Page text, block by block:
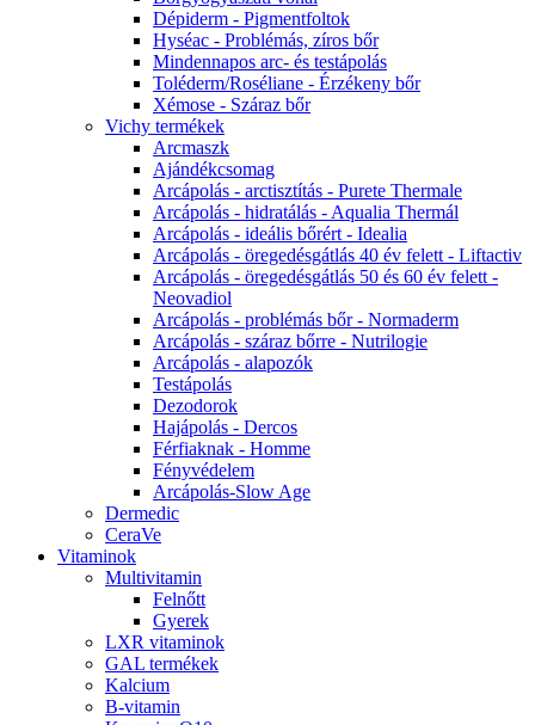
Dépiderm - Pigmentfoltok
Hyséac - Problémás, zíros bőr
Mindennapos arc- és testápolás
Toléderm/Roséliane - Érzékeny bőr
Xémose - Száraz bőr
Vichy termékek
Arcmaszk
Ajándékcsomag
Arcápolás - arctisztítás - Purete Thermale
Arcápolás - hidratálás - Aqualia Thermál
Arcápolás - ideális bőrért - Idealia
Arcápolás - öregedésgátlás 40 év felett - Liftactiv
Arcápolás - öregedésgátlás 50 és 60 év felett -
Neovadiol
Arcápolás - problémás bőr - Normaderm
Arcápolás - száraz bőrre - Nutrilogie
Arcápolás - alapozók
Testápolás
Dezodorok
Hajápolás - Dercos
Férfiaknak - Homme
Fényvédelem
Arcápolás-Slow Age
Dermedic
CeraVe
Vitaminok
Multivitamin
Felnőtt
Gyerek
LXR vitaminok
GAL termékek
Kalcium
B-vitamin